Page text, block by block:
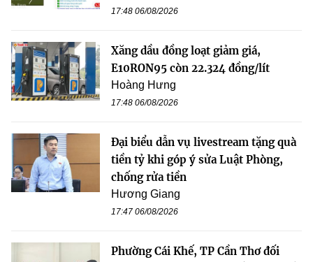
17:48 06/08/2026
Xăng dầu đồng loạt giảm giá,
E10RON95 còn 22.324 đồng/lít
Hoàng Hưng
17:48 06/08/2026
Đại biểu dẫn vụ livestream tặng quà
tiền tỷ khi góp ý sửa Luật Phòng,
chống rửa tiền
Hương Giang
17:47 06/08/2026
Phường Cái Khế, TP Cần Thơ đối